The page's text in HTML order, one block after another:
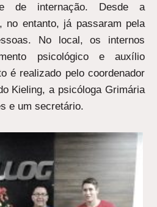
de internação. Desde a
no entanto, já passaram pela
No local, os internos
psicológico e auxílio
é realizado pelo coordenador
Kieling, a psicóloga Grimária
e um secretário.